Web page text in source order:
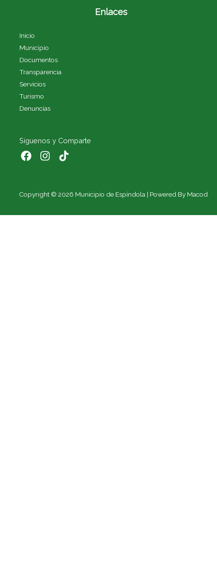
Enlaces
Inicio
Municipio
Documentos
Transparencia
Servicios
Turismo
Denuncias
Siguenos y Comparte
Copyright © 2026 Municipio de Espíndola | Powered By Macod